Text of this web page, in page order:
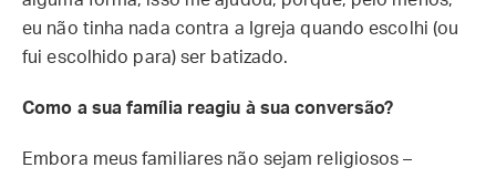
eu não tinha nada contra a Igreja quando escolhi (ou
fui escolhido para) ser batizado.
Como a sua família reagiu à sua conversão?
Embora meus familiares não sejam religiosos –